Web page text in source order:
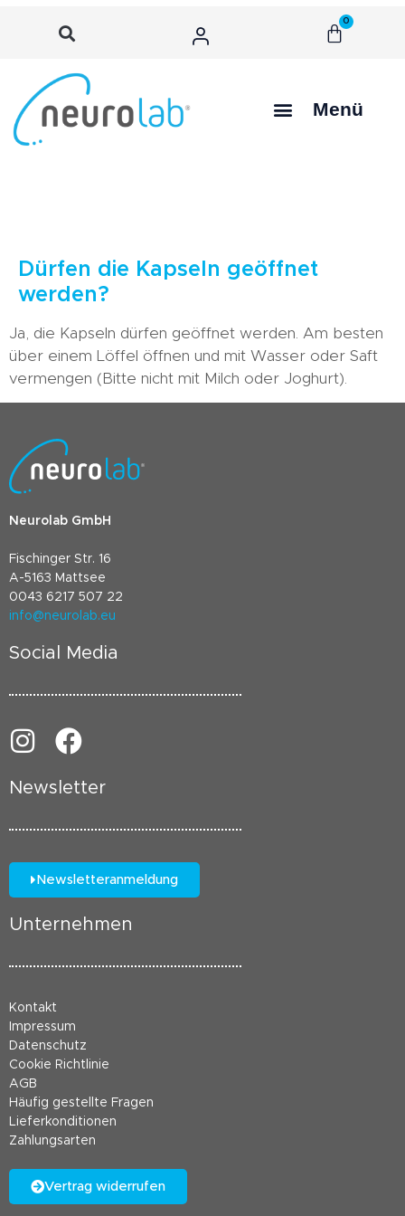
0
Menü
Dürfen die Kapseln geöffnet
werden?
Ja, die Kapseln dürfen geöffnet werden. Am besten
über einem Löffel öffnen und mit Wasser oder Saft
vermengen (Bitte nicht mit Milch oder Joghurt).
Neurolab GmbH
Fischinger Str. 16
A-5163 Mattsee
0043 6217 507 22
info@neurolab.eu
Social Media
Newsletter
Newsletteranmeldung
Unternehmen
Kontakt
Impressum
Datenschutz
Cookie Richtlinie
AGB
Häufig gestellte Fragen
Lieferkonditionen
Zahlungsarten
Vertrag widerrufen